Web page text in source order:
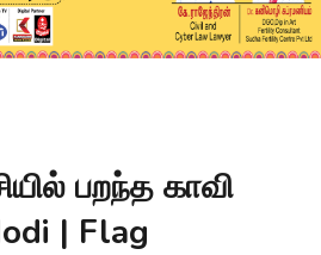
பறந்த காவி
| Flag